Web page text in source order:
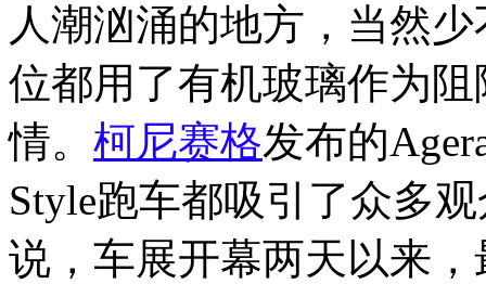
人潮汹涌的地方，当然
位都用了有机玻璃作为
情。 柯尼赛格发布的
Style跑车都吸引了众多
说，车展开幕两天以来，